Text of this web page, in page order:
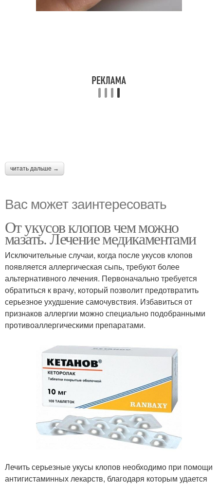
читать дальше →
Вас может заинтересовать
От укусов клопов чем можно
мазать. Лечение медикаментами
Исключительные случаи, когда после укусов клопов
появляется аллергическая сыпь, требуют более
альтернативного лечения. Первоначально требуется
обратиться к врачу, который позволит предотвратить
серьезное ухудшение самочувствия. Избавиться от
признаков аллергии можно специально подобранными
противоаллергическими препаратами.
Лечить серьезные укусы клопов необходимо при помощи
антигистаминных лекарств, благодаря которым удается